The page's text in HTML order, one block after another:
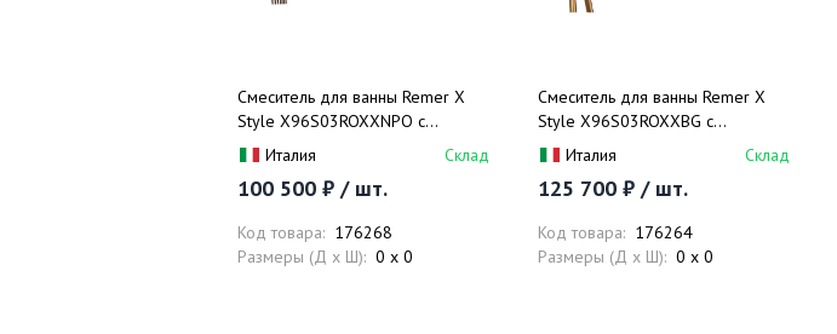
Смеситель для ванны Remer X
Style X96S03ROXXNPO с
внутренней частью (никель
Италия Склад
100 500 ₽ / шт.
Код товара: 176268
Размеры (Д x Ш): 0 x 0
Смеситель для ванны Remer X
Style X96S03ROXXBG с
внутренней частью (золото
Италия Склад
125 700 ₽ / шт.
Код товара: 176264
Размеры (Д x Ш): 0 x 0